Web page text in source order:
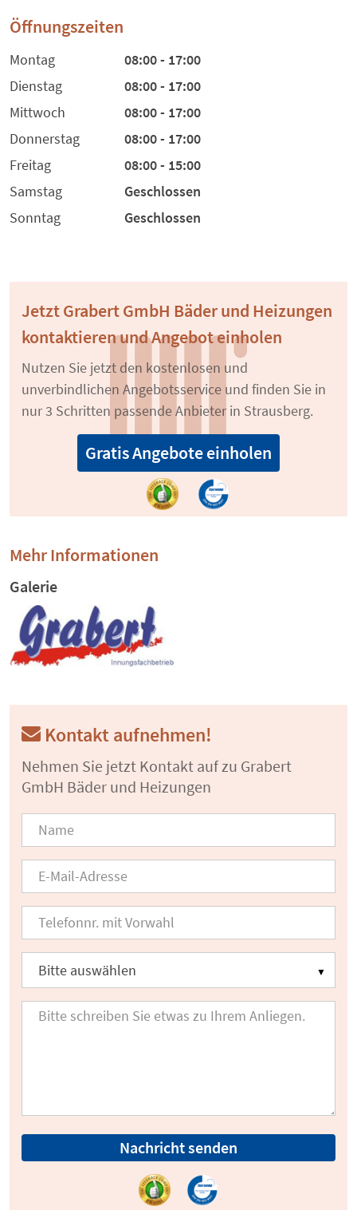
Öffnungszeiten
Montag
08:00 - 17:00
Dienstag
08:00 - 17:00
Mittwoch
08:00 - 17:00
Donnerstag
08:00 - 17:00
Freitag
08:00 - 15:00
Samstag
Geschlossen
Sonntag
Geschlossen
Jetzt Grabert GmbH Bäder und Heizungen
kontaktieren und Angebot einholen
Nutzen Sie jetzt den kostenlosen und
unverbindlichen Angebotsservice und finden Sie in
nur 3 Schritten passende Anbieter in Strausberg.
Gratis Angebote einholen
Mehr Informationen
Galerie
Kontakt aufnehmen!
Nehmen Sie jetzt Kontakt auf zu Grabert
GmbH Bäder und Heizungen
Nachricht senden